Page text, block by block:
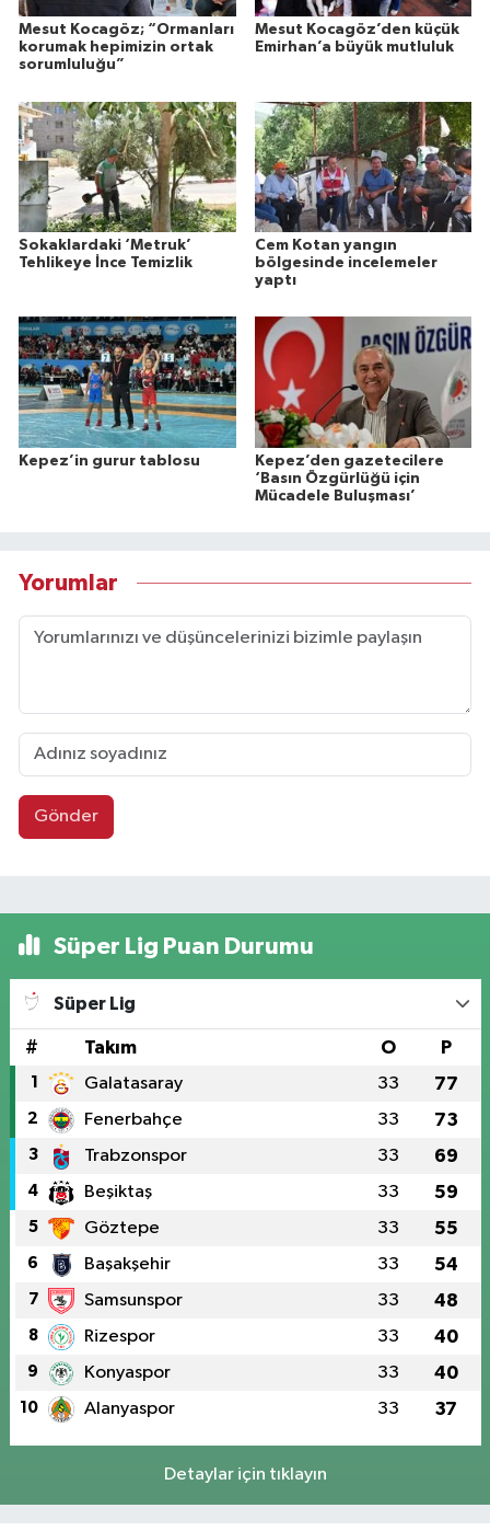
Mesut Kocagöz; “Ormanları
korumak hepimizin ortak
sorumluluğu”
Mesut Kocagöz’den küçük
Emirhan’a büyük mutluluk
Sokaklardaki ‘Metruk’
Tehlikeye İnce Temizlik
Cem Kotan yangın
bölgesinde incelemeler
yaptı
Kepez’in gurur tablosu
Kepez’den gazetecilere
‘Basın Özgürlüğü için
Mücadele Buluşması’
Yorumlar
Gönder
Süper Lig Puan Durumu
Süper Lig
# Takım O P
1 Galatasaray 33 77
2 Fenerbahçe 33 73
3 Trabzonspor 33 69
4 Beşiktaş 33 59
5 Göztepe 33 55
6 Başakşehir 33 54
7 Samsunspor 33 48
8 Rizespor 33 40
9 Konyaspor 33 40
10 Alanyaspor 33 37
Detaylar için tıklayın